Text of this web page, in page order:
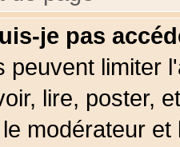
je pas
peuvent limiter
lire, poster,
modérateur